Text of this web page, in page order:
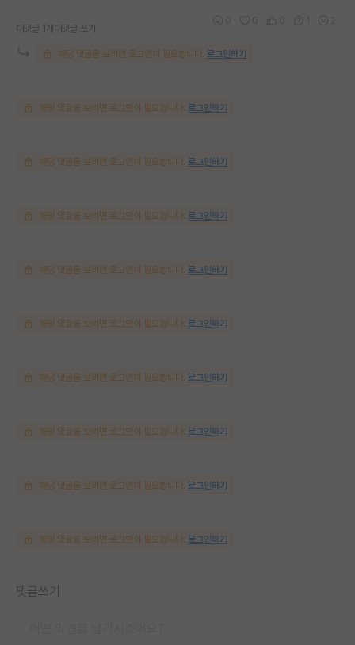
대댓글 1개 대댓글 쓰기
해당 댓글을 보려면 로그인이 필요합니다. 로그인하기
해당 댓글을 보려면 로그인이 필요합니다. 로그인하기
해당 댓글을 보려면 로그인이 필요합니다. 로그인하기
해당 댓글을 보려면 로그인이 필요합니다. 로그인하기
해당 댓글을 보려면 로그인이 필요합니다. 로그인하기
해당 댓글을 보려면 로그인이 필요합니다. 로그인하기
해당 댓글을 보려면 로그인이 필요합니다. 로그인하기
해당 댓글을 보려면 로그인이 필요합니다. 로그인하기
해당 댓글을 보려면 로그인이 필요합니다. 로그인하기
해당 댓글을 보려면 로그인이 필요합니다. 로그인하기
댓글쓰기